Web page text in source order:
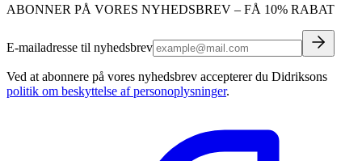
ABONNER PÅ VORES NYHEDSBREV – FÅ 10% RABAT
E-mailadresse til nyhedsbrev
Ved at abonnere på vores nyhedsbrev accepterer du Didriksons
politik om beskyttelse af personoplysninger.